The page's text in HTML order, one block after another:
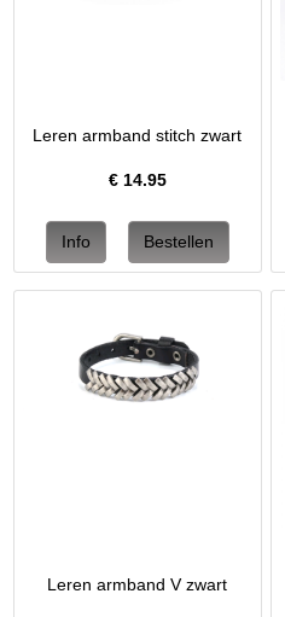
Leren armband stitch zwart
€ 14.95
Leren armband V zwart